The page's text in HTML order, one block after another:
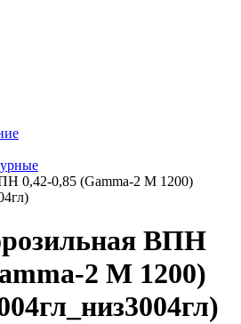
0,42-0,85 (Gamma-2 М 1200)
ВПН
2 М 1200)